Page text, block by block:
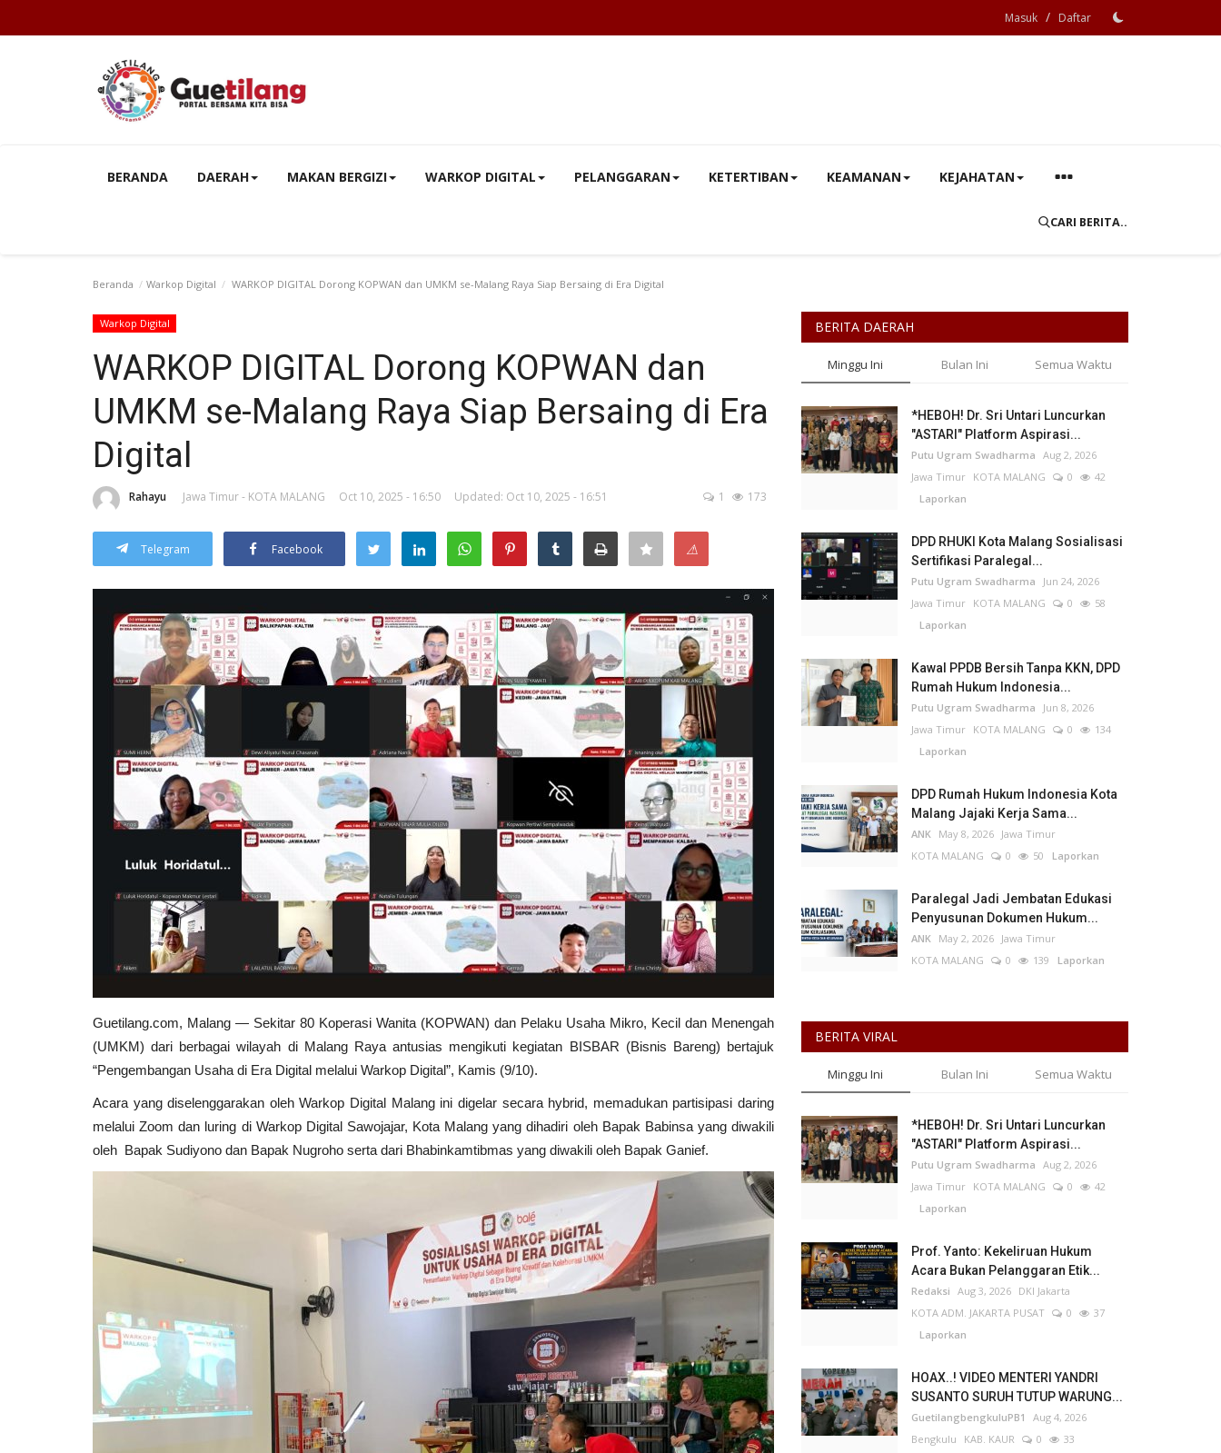
Masuk / Daftar
BERANDA DAERAH MAKAN BERGIZI WARKOP DIGITAL PELANGGARAN KETERTIBAN KEAMANAN KEJAHATAN
CARI BERITA..
Beranda Warkop Digital WARKOP DIGITAL Dorong KOPWAN dan UMKM se-Malang Raya Siap Bersaing di Era Digital
Warkop Digital
WARKOP DIGITAL Dorong KOPWAN dan
UMKM se-Malang Raya Siap Bersaing di Era
Digital
Rahayu Jawa Timur - KOTA MALANG Oct 10, 2025 - 16:50 Updated: Oct 10, 2025 - 16:51 1 173
Telegram Facebook ⚠
Guetilang.com, Malang — Sekitar 80 Koperasi Wanita (KOPWAN) dan Pelaku Usaha Mikro, Kecil dan Menengah
(UMKM) dari berbagai wilayah di Malang Raya antusias mengikuti kegiatan BISBAR (Bisnis Bareng) bertajuk
“Pengembangan Usaha di Era Digital melalui Warkop Digital”, Kamis (9/10).
Acara yang diselenggarakan oleh Warkop Digital Malang ini digelar secara hybrid, memadukan partisipasi daring
melalui Zoom dan luring di Warkop Digital Sawojajar, Kota Malang yang dihadiri oleh Bapak Babinsa yang diwakili
oleh Bapak Sudiyono dan Bapak Nugroho serta dari Bhabinkamtibmas yang diwakili oleh Bapak Ganief.
BERITA DAERAH
Minggu Ini Bulan Ini Semua Waktu
*HEBOH! Dr. Sri Untari Luncurkan
"ASTARI" Platform Aspirasi...
Putu Ugram Swadharma Aug 2, 2026
Jawa Timur KOTA MALANG 0
42
Laporkan
DPD RHUKI Kota Malang Sosialisasi
Sertifikasi Paralegal...
Putu Ugram Swadharma
Jun 24, 2026
Jawa Timur KOTA MALANG 0
58
Laporkan
Kawal PPDB Bersih Tanpa KKN, DPD
Rumah Hukum Indonesia...
Putu Ugram Swadharma
Jun 8, 2026
Jawa Timur KOTA MALANG 0
134
Laporkan
DPD Rumah Hukum Indonesia Kota
Malang Jajaki Kerja Sama...
ANK May 8, 2026 Jawa Timur
KOTA MALANG
0 50 Laporkan
Paralegal Jadi Jembatan Edukasi
Penyusunan Dokumen Hukum...
ANK May 2, 2026 Jawa Timur
KOTA MALANG
0 139 Laporkan
BERITA VIRAL
Minggu Ini Bulan Ini Semua Waktu
*HEBOH! Dr. Sri Untari Luncurkan
"ASTARI" Platform Aspirasi...
Putu Ugram Swadharma Aug 2, 2026
Jawa Timur KOTA MALANG 0
42
Laporkan
Prof. Yanto: Kekeliruan Hukum
Acara Bukan Pelanggaran Etik...
Redaksi Aug 3, 2026 DKI Jakarta
KOTA ADM. JAKARTA PUSAT
0
37
Laporkan
HOAX..! VIDEO MENTERI YANDRI
SUSANTO SURUH TUTUP WARUNG...
GuetilangbengkuluPB1
Aug 4, 2026
Bengkulu
KAB. KAUR 0
33